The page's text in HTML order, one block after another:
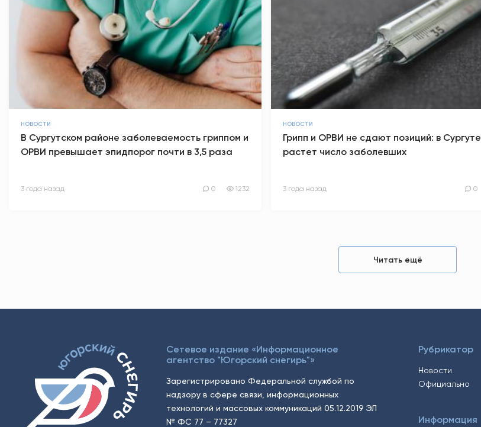
НОВОСТИ
В Сургутском районе заболеваемость гриппом и
ОРВИ превышает эпидпорог почти в 3,5 раза
3 года назад 0 1232
НОВОСТИ
Грипп и ОРВИ не сдают позиций: в Сургуте
растет число заболевших
3 года назад 0
Читать ещё
Сетевое издание «Информационное
агентство "Югорский снегирь"»
Зарегистрировано Федеральной службой по
надзору в сфере связи, информационных
технологий и массовых коммуникаций 05.12.2019 ЭЛ
№ ФС 77 – 77327
Рубрикатор
Новости
Официально
Информация